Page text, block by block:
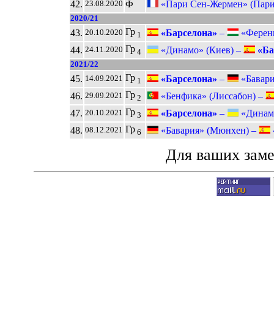
42. 23.08.2020 Ф «Пари Сен-Жермен»
2020/21
43. 20.10.2020 Гр 1 «Барселона» –
44. 24.11.2020 Гр 4 «Динамо» (Киев) –
2021/22
45. 14.09.2021 Гр 1 «Барселона» –
46. 29.09.2021 Гр 2
«Бенфика» (Лиссабон) –
47. 20.10.2021 Гр 3 «Барселона» –
48. 08.12.2021 Гр 6 «Бавария» (Мюнхен) –
Для ваших